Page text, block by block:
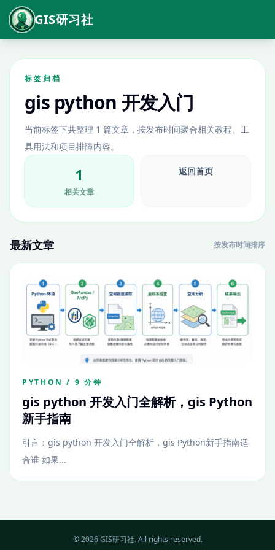
GIS研习社
标签归档
gis python 开发入门
当前标签下共整理 1 篇文章，按发布时间聚合相关教程、工
具用法和项目排障内容。
1
相关文章
返回首页
最新文章 按发布时间排序
PYTHON / 9 分钟
gis python 开发入门全解析，gis Python
新手指南
引言：gis python 开发入门全解析，gis Python新手指南适
合谁 如果...
© 2026 GIS研习社. All rights reserved.